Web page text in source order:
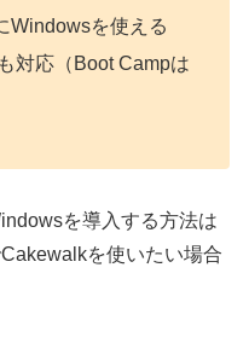
Windowsを使える
対応（Boot Campは
を導入する方法は
を使いたい場合